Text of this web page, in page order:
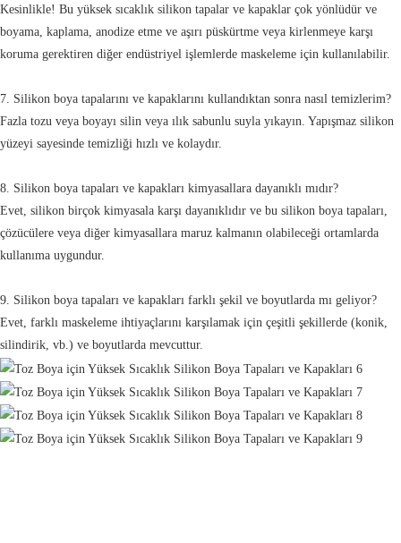
Kesinlikle! Bu yüksek sıcaklık silikon tapalar ve kapaklar çok yönlüdür ve
boyama, kaplama, anodize etme ve aşırı püskürtme veya kirlenmeye karşı
koruma gerektiren diğer endüstriyel işlemlerde maskeleme için kullanılabilir.
7. Silikon boya tapalarını ve kapaklarını kullandıktan sonra nasıl temizlerim?
Fazla tozu veya boyayı silin veya ılık sabunlu suyla yıkayın. Yapışmaz silikon
yüzeyi sayesinde temizliği hızlı ve kolaydır.
8. Silikon boya tapaları ve kapakları kimyasallara dayanıklı mıdır?
Evet, silikon birçok kimyasala karşı dayanıklıdır ve bu silikon boya tapaları,
çözücülere veya diğer kimyasallara maruz kalmanın olabileceği ortamlarda
kullanıma uygundur.
9. Silikon boya tapaları ve kapakları farklı şekil ve boyutlarda mı geliyor?
Evet, farklı maskeleme ihtiyaçlarını karşılamak için çeşitli şekillerde (konik,
silindirik, vb.) ve boyutlarda mevcuttur.